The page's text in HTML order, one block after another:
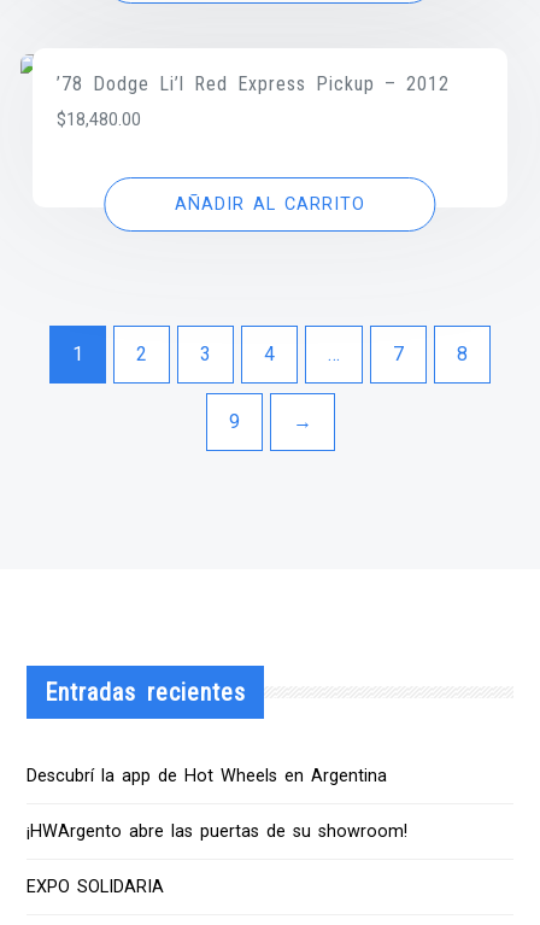
’78 Dodge Li’l Red Express Pickup – 2012
$18,480.00
AÑADIR AL CARRITO
1 2 3 4 … 7 8
9 →
Entradas recientes
Descubrí la app de Hot Wheels en Argentina
¡HWArgento abre las puertas de su showroom!
EXPO SOLIDARIA